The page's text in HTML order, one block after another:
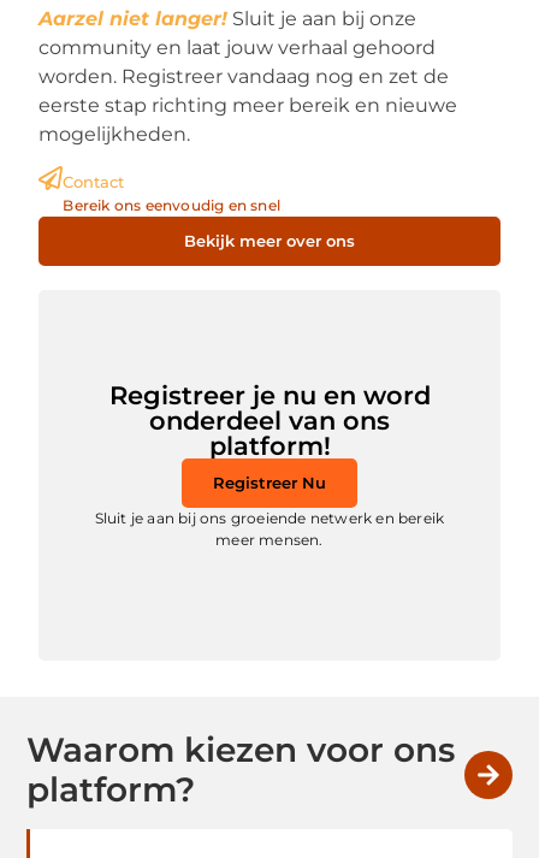
Aarzel niet langer! Sluit je aan bij onze
community en laat jouw verhaal gehoord
worden. Registreer vandaag nog en zet de
eerste stap richting meer bereik en nieuwe
mogelijkheden.
Bekijk meer over ons
Contact
Bereik ons eenvoudig en snel
Registreer je nu en word
onderdeel van ons
platform!
Registreer Nu
Sluit je aan bij ons groeiende netwerk en bereik
meer mensen.
Waarom kiezen voor ons
platform?